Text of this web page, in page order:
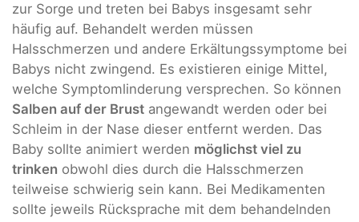
zur Sorge und treten bei Babys insgesamt sehr
häufig auf. Behandelt werden müssen
Halsschmerzen und andere Erkältungssymptome bei
Babys nicht zwingend. Es existieren einige Mittel,
welche Symptomlinderung versprechen. So können
Salben auf der Brust angewandt werden oder bei
Schleim in der Nase dieser entfernt werden. Das
Baby sollte animiert werden möglichst viel zu
trinken obwohl dies durch die Halsschmerzen
teilweise schwierig sein kann. Bei Medikamenten
sollte jeweils Rücksprache mit dem behandelnden